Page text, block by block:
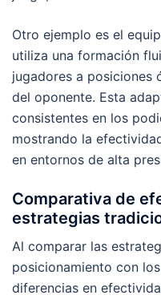
Otro ejemplo es el
utiliza una formación
jugadores a posiciones
del oponente. Esta
consistentes en los
mostrando la
en entornos de alta
Comparativa de
estrategias
Al comparar las
posicionamiento con
diferencias en